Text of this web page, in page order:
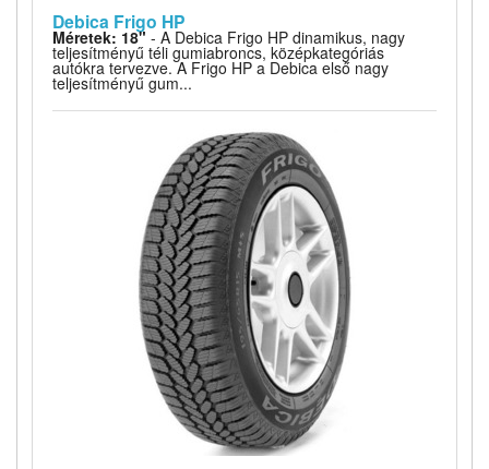
Debica Frigo HP
Méretek: 18" - A Debica Frigo HP dinamikus, nagy
teljesítményű téli gumiabroncs, középkategóriás
autókra tervezve. A Frigo HP a Debica első nagy
teljesítményű gum...